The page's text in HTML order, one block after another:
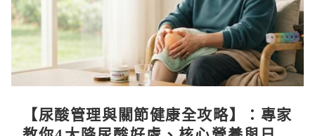
【尿酸管理與關節健康全攻略】：專家